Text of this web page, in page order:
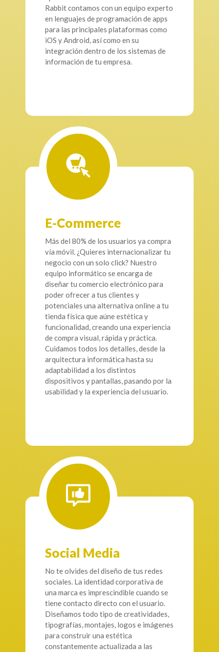
Rabbit contamos con un equipo experto
en lenguajes de programación de apps
para las principales plataformas como
iOS y Android, así como en su
integración dentro de los sistemas de
información de tu empresa.
E-Commerce
Más del 80% de los usuarios ya compra
vía móvil. ¿Quieres internacionalizar tu
negocio con un solo click? Nuestro
equipo informático se encarga de
diseñar tu comercio electrónico para
poder ofrecer a tus clientes y
potenciales una alternativa online a tu
tienda física que aúne estética y
funcionalidad, creando una experiencia
de compra visual, rápida y práctica.
Cuidamos todos los detalles, desde la
arquitectura informática hasta su
adaptabilidad a los distintos
dispositivos y pantallas, pasando por la
usabilidad y la experiencia del usuario.
Social Media
No te olvides del diseño de tus redes
sociales. La identidad corporativa de
una marca es imprescindible cuando se
tiene contacto directo con el usuario.
Diseñamos todo tipo de creatividades,
tipografías, montajes, logos e imágenes
para construir una estética
constantemente actualizada a las